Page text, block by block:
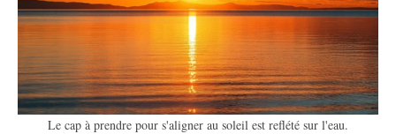
Le cap à prendre pour s'aligner au soleil est reflété sur l'eau.